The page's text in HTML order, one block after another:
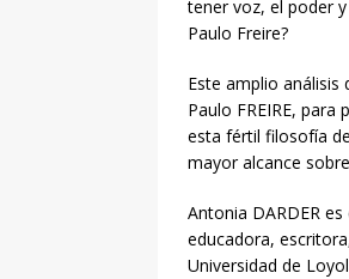
tener voz, el poder
Paulo Freire?
Este amplio
Paulo FREIRE,
esta fértil filosofía
mayor alcance
Antonia DARDER
educadora,
Universidad de